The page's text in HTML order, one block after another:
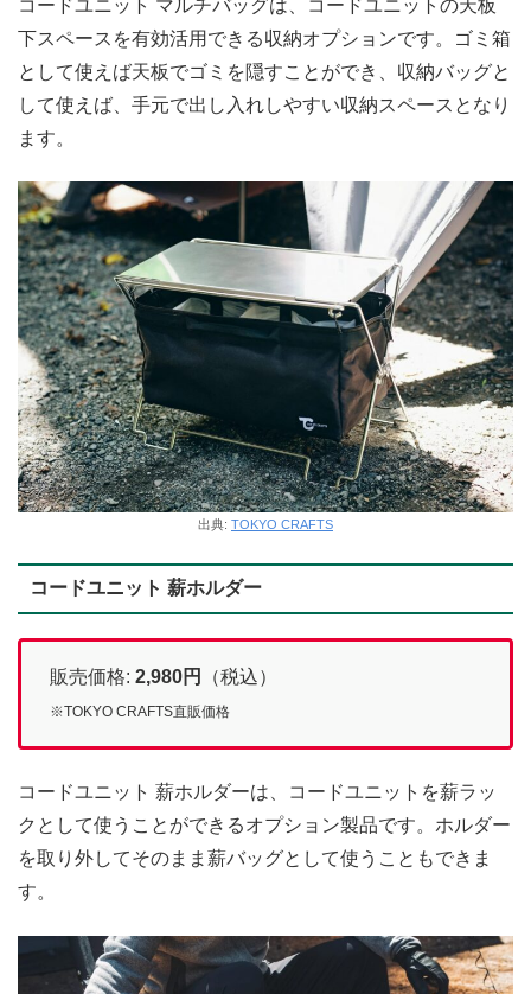
コードユニット マルチバッグは、コードユニットの天板
下スペースを有効活用できる収納オプションです。ゴミ箱
として使えば天板でゴミを隠すことができ、収納バッグと
して使えば、手元で出し入れしやすい収納スペースとなり
ます。
出典: TOKYO CRAFTS
コードユニット 薪ホルダー
販売価格: 2,980円 （税込）
※TOKYO CRAFTS直販価格
コードユニット 薪ホルダーは、コードユニットを薪ラッ
クとして使うことができるオプション製品です。ホルダー
を取り外してそのまま薪バッグとして使うこともできま
す。